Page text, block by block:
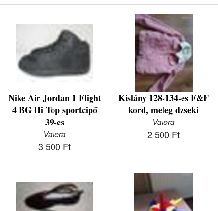
Nike Air Jordan 1 Flight
4 BG Hi Top sportcipő
39-es
Vatera
3 500 Ft
Kislány 128-134-es F&F
kord, meleg dzseki
Vatera
2 500 Ft